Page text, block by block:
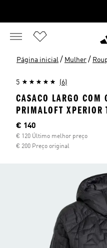
Página inicial / Mulher /
5 (6)
CASACO LARGO COM
PRIMALOFT XPERIOR
Preço atual
€ 140
€ 120 Último melhor preço
€ 200 Preço original